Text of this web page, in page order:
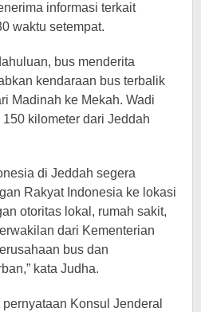
informasi terkait
waktu setempat.
bus menderita
kendaraan bus terbalik
Madinah ke Mekah. Wadi
kilometer dari Jeddah
di Jeddah segera
Rakyat Indonesia ke lokasi
otoritas lokal, rumah sakit,
dari Kementerian
bus dan
kata Judha.
Konsul Jenderal